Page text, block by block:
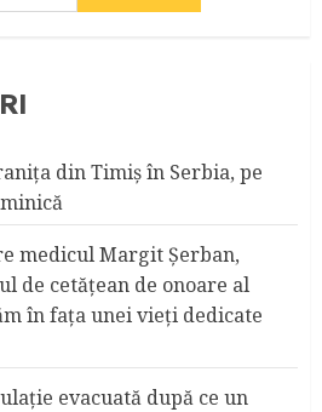
din Timiş în Serbia, pe
medicul Margit Şerban,
de cetățean de onoare al
în fața unei vieți dedicate
evacuată după ce un